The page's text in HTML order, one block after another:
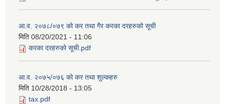
आ.व. २०७८/०७९ को कर तथा गैर करका दरहरुको सूची
मिति 08/20/2021 - 11:06
करका दरहरुको सूची.pdf
आ.व. २०७५/०७६ को कर तथा शुल्कहरु
मिति 10/28/2018 - 13:05
tax.pdf